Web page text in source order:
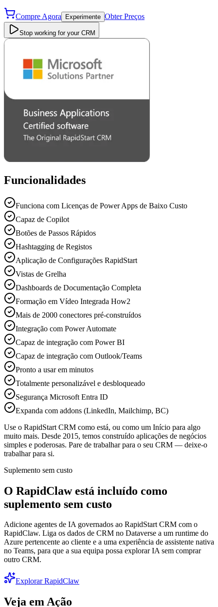
Compre Agora Experimente Obter Preços
Stop working for your CRM
Funcionalidades
Funciona com Licenças de Power Apps de Baixo Custo
Capaz de Copilot
Botões de Passos Rápidos
Hashtagging de Registos
Aplicação de Configurações RapidStart
Vistas de Grelha
Dashboards de Documentação Completa
Formação em Vídeo Integrada How2
Mais de 2000 conectores pré-construídos
Integração com Power Automate
Capaz de integração com Power BI
Capaz de integração com Outlook/Teams
Pronto a usar em minutos
Totalmente personalizável e desbloqueado
Segurança Microsoft Entra ID
Expanda com addons (LinkedIn, Mailchimp, BC)
Use o RapidStart CRM como está, ou como um Início para algo
muito mais. Desde 2015, temos construído aplicações de negócios
simples e poderosas. Pare de trabalhar para o seu CRM — deixe-o
trabalhar para si.
Suplemento sem custo
O RapidClaw está incluído como
suplemento sem custo
Adicione agentes de IA governados ao RapidStart CRM com o
RapidClaw. Liga os dados de CRM no Dataverse a um runtime do
Azure pertencente ao cliente e a uma experiência de assistente nativa
no Teams, para que a sua equipa possa explorar IA sem comprar
outro CRM.
Explorar RapidClaw
Veja em Ação